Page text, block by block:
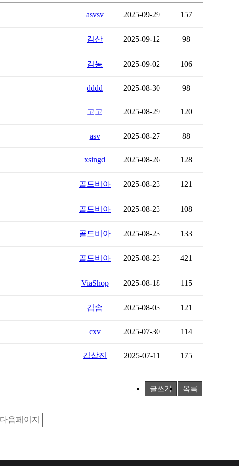
asvsv 2025-09-29 157
김산 2025-09-12 98
김농 2025-09-02 106
dddd 2025-08-30 98
고고 2025-08-29 120
asv 2025-08-27 88
xsingd 2025-08-26 128
골드비아 2025-08-23 121
골드비아 2025-08-23 108
골드비아 2025-08-23 133
골드비아 2025-08-23 421
ViaShop 2025-08-18 115
김솜 2025-08-03 121
cxv 2025-07-30 114
김삼진 2025-07-11 175
글쓰기 목록
다음페이지